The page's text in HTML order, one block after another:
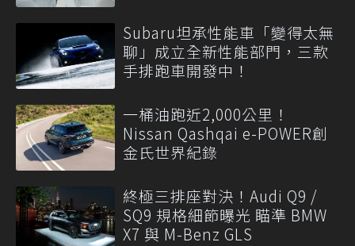
Subaru坦承性能車「變得太無
聊」成立全新性能部門，三款
手排跑車開發中！
一桶油跑近2,000公里！
Nissan Qashqai e-POWER創
金氏世界紀錄
終極三排座對決！Audi Q9 /
SQ9 規格細節曝光 瞄準 BMW
X7 與 M-Benz GLS